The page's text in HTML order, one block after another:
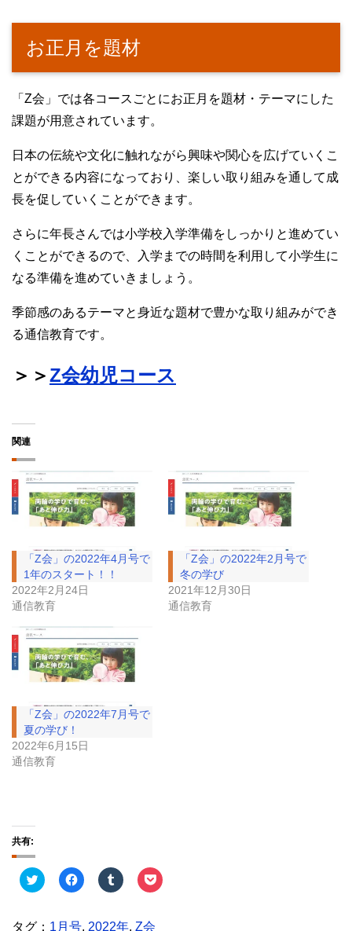
お正月を題材
「Z会」では各コースごとにお正月を題材・テーマにした
課題が用意されています。
日本の伝統や文化に触れながら興味や関心を広げていくこ
とができる内容になっており、楽しい取り組みを通して成
長を促していくことができます。
さらに年長さんでは小学校入学準備をしっかりと進めてい
くことができるので、入学までの時間を利用して小学生に
なる準備を進めていきましょう。
季節感のあるテーマと身近な題材で豊かな取り組みができ
る通信教育です。
＞＞Z会幼児コース
関連
「Z会」の2022年4月号で
1年のスタート！！
2022年2月24日
通信教育
「Z会」の2022年2月号で
冬の学び
2021年12月30日
通信教育
「Z会」の2022年7月号で
夏の学び！
2022年6月15日
通信教育
共有:
ク
リ
F
a
ク
リ
し
ク
リ
タグ： 1月号, 2022年, Z会